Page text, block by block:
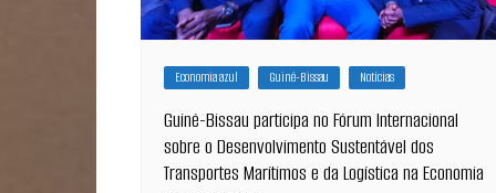
Economia azul Guiné-Bissau Notícias
Guiné-Bissau participa no Fórum Internacional
sobre o Desenvolvimento Sustentável dos
Transportes Marítimos e da Logística na Economia